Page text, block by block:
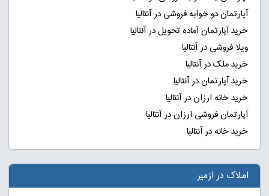
آپارتمان دو خوابه فروشی در آنتالیا
خرید آپارتمان آماده تحویل در آنتالیا
ویلا فروشی در آنتالیا
خرید ملک در آنتالیا
خرید آپارتمان در آنتالیا
خرید خانه ارزان در آنتالیا
آپارتمان فروشی ارزان در آنتالیا
خرید خانه در آنتالیا
املاک در ازمیر